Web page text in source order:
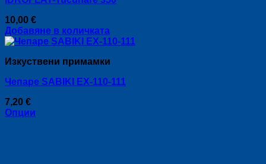
options
may
be
on
the
product
page
10,00 €
Добавяне в количката
Изкуствени примамки
Чепаре SABIKI EX-110-111
7,20 €
Опции